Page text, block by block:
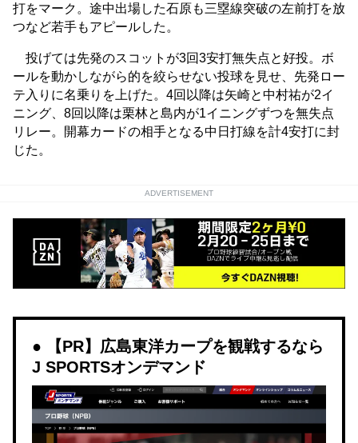
打をマーク。途中出場した石原も三塁線突破の左前打を放
つなど若手もアピールした。
投げては先発のスコットが3回3安打無失点と好投。ボ
ールを動かしながら的を絞らせない投球を見せ、先発ロー
テ入りに名乗りを上げた。4回以降は矢崎と中村祐が2イ
ニング、8回以降は栗林と島内が1イニングずつを無失点
リレー。開幕カードの相手となる中日打線を計4安打に封
じた。
ADVERTISEMENT
【PR】広島東洋カープを観戦するなら
J SPORTSオンデマンド